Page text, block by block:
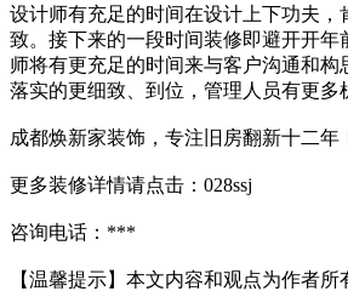
设计师有充足的时间在设计上下功夫，
致。接下来的一段时间装修即避开开年
师将有更充足的时间来与客户沟通和构
落实的更细致、到位，管理人员有更多
成都焕新家装饰，专注旧房翻新十二年
更多装修详情请点击：028ssj
咨询电话：***
【温馨提示】本文内容和观点为作者